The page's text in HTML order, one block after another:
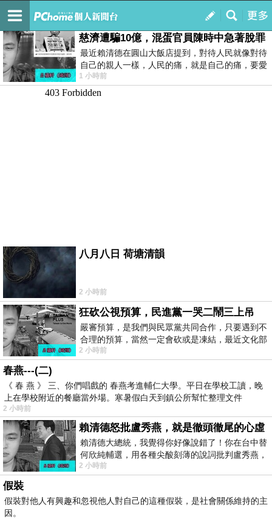
我的
最新文章
慈濟遭騙10億，混蛋官員陳時中急著脫罪
最近賴清德在圓山大飯店提到，對待人民就像對待
自己的親人一樣，人民的痛，就是自己的痛，要愛
民如親，說的這麼好聽，實際上根本沒做
1 小時前
八月八日 荷塘清韻
2 小時前
狂砍公視預算，民進黨一哭二鬧三上吊
嚴審預算，是我們與民眾黨共同合作，只要遇到不
合理的預算，當然一定會砍或是凍結，最近文化部
要編列公視和Taiwan plus預算，在110年
2 小時前
春燕---(二)
《 春 燕 》 三、你們唱戲的 春燕考進輔仁大學。平日在學校工讀，晚
上在學校附近的餐廳當外場。寒暑假白天到鎮公所幫忙整理文件
2 小時前
賴清德怒批盧秀燕，就是徹頭徹尾的心虛
賴清德大總統，我覺得你好像說錯了！你在台中替
何欣純輔選，用各種尖酸刻薄的說詞批判盧秀燕，
罵她施政滿意度輸給陳其邁，甚至還說盧
2 小時前
假裝
假裝對他人有興趣和忽視他人對自己的這種假裝，是社會關係維持的主
因。